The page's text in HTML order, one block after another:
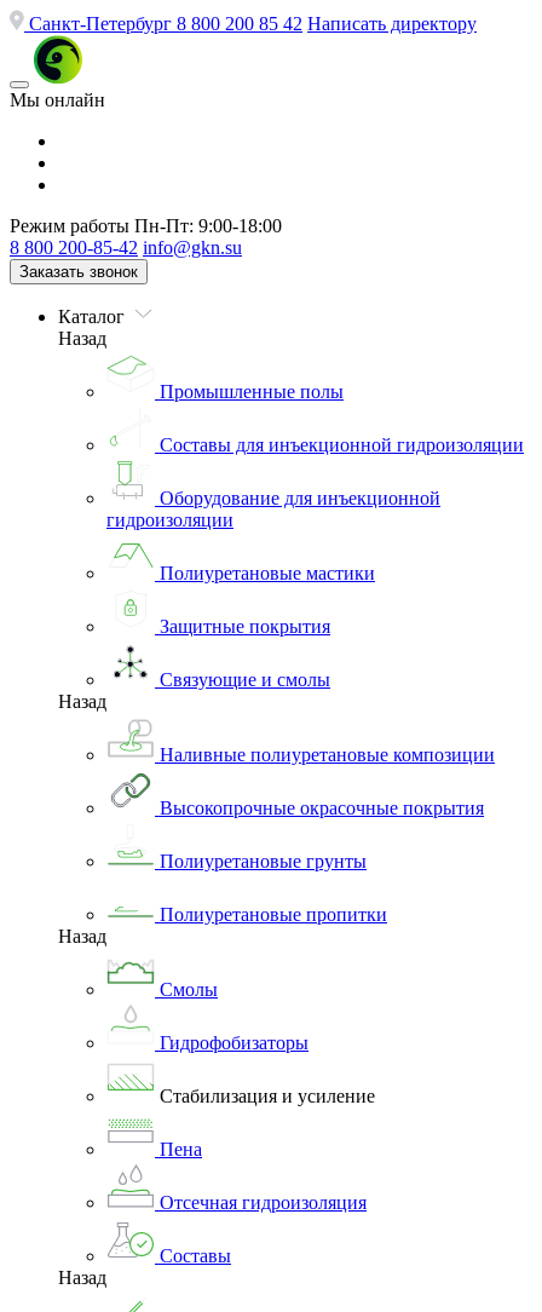
Санкт-Петербург 8 800 200 85 42 Написать директору
Мы онлайн
Режим работы Пн-Пт: 9:00-18:00
8 800 200-85-42 info@gkn.su
Заказать звонок
Каталог
Назад
Промышленные полы
Составы для инъекционной гидроизоляции
Оборудование для инъекционной
гидроизоляции
Полиуретановые мастики
Защитные покрытия
Связующие и смолы
Назад
Наливные полиуретановые композиции
Высокопрочные окрасочные покрытия
Полиуретановые грунты
Полиуретановые пропитки
Назад
Смолы
Гидрофобизаторы
Стабилизация и усиление
Пена
Отсечная гидроизоляция
Составы
Назад